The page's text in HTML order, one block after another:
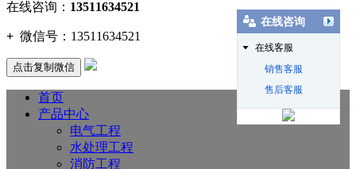
在线咨询： 13511634521
+ 微信号： 13511634521
点击复制微信
首页
产品中心
电气工程
水处理工程
消防工程
在线咨询
在线客服
销售客服
售后客服